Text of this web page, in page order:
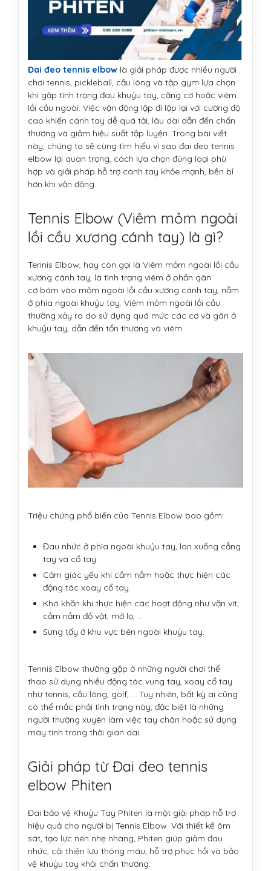
Đai đeo tennis elbow là giải pháp được nhiều người
chơi tennis, pickleball, cầu lông và tập gym lựa chọn
khi gặp tình trạng đau khuỷu tay, căng cơ hoặc viêm
lồi cầu ngoài. Việc vận động lặp đi lặp lại với cường độ
cao khiến cánh tay dễ quá tải, lâu dài dẫn đến chấn
thương và giảm hiệu suất tập luyện. Trong bài viết
này, chúng ta sẽ cùng tìm hiểu vì sao đai đeo tennis
elbow lại quan trọng, cách lựa chọn đúng loại phù
hợp và giải pháp hỗ trợ cánh tay khỏe mạnh, bền bỉ
hơn khi vận động.
Tennis Elbow (Viêm mỏm ngoài
lồi cầu xương cánh tay) là gì?
Tennis Elbow, hay còn gọi là Viêm mỏm ngoài lồi cầu
xương cánh tay, là tình trạng viêm ở phần gân
cơ bám vào mỏm ngoài lồi cầu xương cánh tay, nằm
ở phía ngoài khuỷu tay. Viêm mỏm ngoài lồi cầu
thường xảy ra do sử dụng quá mức các cơ và gân ở
khuỷu tay, dẫn đến tổn thương và viêm.
Triệu chứng phổ biến của Tennis Elbow bao gồm:
Đau nhức ở phía ngoài khuỷu tay, lan xuống cẳng
tay và cổ tay.
Cảm giác yếu khi cầm nắm hoặc thực hiện các
động tác xoay cổ tay.
Khó khăn khi thực hiện các hoạt động như vặn vít,
cầm nắm đồ vật, mở lọ, ...
Sưng tấy ở khu vực bên ngoài khuỷu tay.
Tennis Elbow thường gặp ở những người chơi thể
thao sử dụng nhiều động tác vung tay, xoay cổ tay
như tennis, cầu lông, golf, ... Tuy nhiên, bất kỳ ai cũng
có thể mắc phải tình trạng này, đặc biệt là những
người thường xuyên làm việc tay chân hoặc sử dụng
máy tính trong thời gian dài.
Giải pháp từ Đai đeo tennis
elbow Phiten
Đai bảo vệ Khuỷu Tay Phiten là một giải pháp hỗ trợ
hiệu quả cho người bị Tennis Elbow. Với thiết kế ôm
sát, tạo lực nén nhẹ nhàng, Phiten giúp giảm đau
nhức, cải thiện lưu thông máu, hỗ trợ phục hồi và bảo
vệ khuỷu tay khỏi chấn thương.